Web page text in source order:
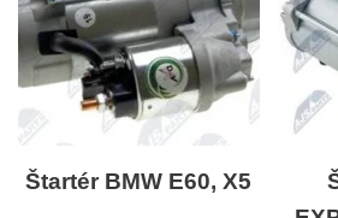
Štartér BMW E60, X5